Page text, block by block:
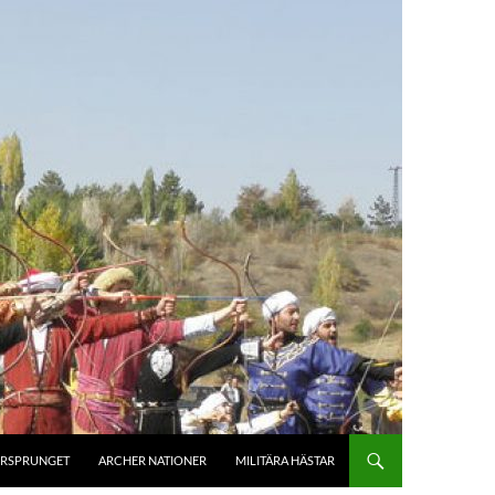
ARCHER NATIONER MILITÄRA HÄSTAR